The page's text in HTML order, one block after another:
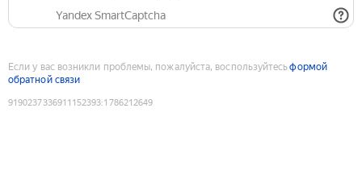
Yandex SmartCaptcha
Если у вас возникли проблемы, пожалуйста, воспользуйтесьформой
обратной связи
9190237336911152393:1786212649